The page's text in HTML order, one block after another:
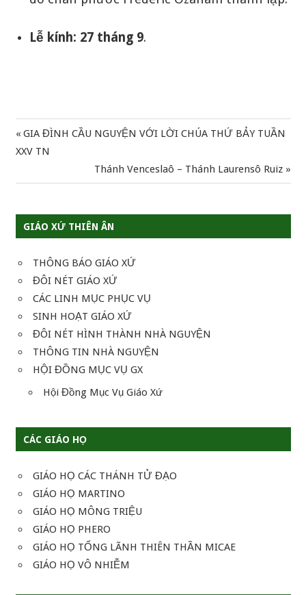
GIÁO XỨ THIÊN ÂN
THÔNG BÁO GIÁO XỨ
ĐÔI NÉT GIÁO XỨ
CÁC LINH MỤC PHỤC VỤ
SINH HOẠT GIÁO XỨ
ĐÔI NÉT HÌNH THÀNH NHÀ NGUYỆN
THÔNG TIN NHÀ NGUYỆN
HỘI ĐỒNG MỤC VỤ GX
Hội Đồng Mục Vụ Giáo Xứ
CÁC GIÁO HỌ
GIÁO HỌ CÁC THÁNH TỬ ĐẠO
GIÁO HỌ MARTINO
GIÁO HỌ MÔNG TRIỆU
GIÁO HỌ PHERO
GIÁO HỌ TỔNG LÃNH THIÊN THẦN MICAE
GIÁO HỌ VÔ NHIỄM
Lễ kính: 27 tháng 9.
Điều
viết
Previous
Post:
GIA ĐÌNH CẦU NGUYỆN VỚI LỜI CHÚA THỨ BẢY TUẦN
XXV TN
Next
Post:
Thánh Venceslaô – Thánh Laurensô Ruiz